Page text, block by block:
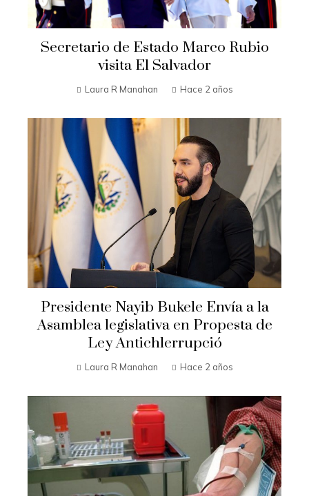
Secretario de Estado Marco Rubio
visita El Salvador
Laura R Manahan Hace 2 años
Presidente Nayib Bukele Envía a la
Asamblea legislativa en Propesta de
Ley Antichlerrupció
Laura R Manahan Hace 2 años